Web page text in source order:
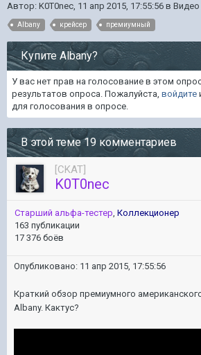
Автор: K0T0nec, 11 апр 2015, 17:55:56 в Видео
Albany крейсер премиумный
Купите Albany?
У вас нет прав на голосование в этом
результатов опроса. Пожалуйста, войдите
для голосования в опросе.
В этой теме 19 комментариев
[CKAT]
K0T0nec
Старший альфа-тестер Коллекционер
163 публикации
17 376 боёв
Опубликовано: 11 апр 2015, 17:55:56
Краткий обзор премиумного
Albany. Кактус?